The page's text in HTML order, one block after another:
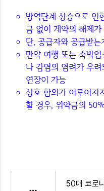
방역단계 상승으로 인
금 없이 계약의 해제가
단, 공급자와 공급받
만약 여행 또는 숙박
나 감염의 염려가 우
연장이 가능
상호 합의가 이루어지
할 경우, 위약금의
50대 코로